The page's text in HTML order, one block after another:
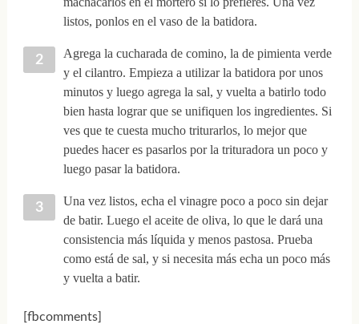
listos, ponlos en el vaso de la batidora.
Agrega la cucharada de comino, la de pimienta verde
y el cilantro. Empieza a utilizar la batidora por unos
minutos y luego agrega la sal, y vuelta a batirlo todo
bien hasta lograr que se unifiquen los ingredientes. Si
ves que te cuesta mucho triturarlos, lo mejor que
puedes hacer es pasarlos por la trituradora un poco y
luego pasar la batidora.
Una vez listos, echa el vinagre poco a poco sin dejar
de batir. Luego el aceite de oliva, lo que le dará una
consistencia más líquida y menos pastosa. Prueba
como está de sal, y si necesita más echa un poco más
y vuelta a batir.
[fbcomments]